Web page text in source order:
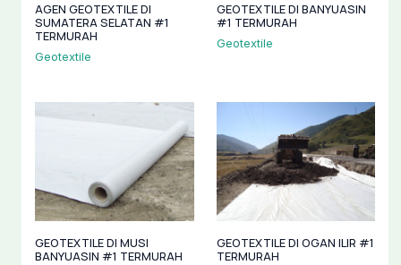
AGEN GEOTEXTILE DI
SUMATERA SELATAN #1
TERMURAH
Geotextile
GEOTEXTILE DI BANYUASIN
#1 TERMURAH
Geotextile
GEOTEXTILE DI MUSI
BANYUASIN #1 TERMURAH
GEOTEXTILE DI OGAN ILIR #1
TERMURAH